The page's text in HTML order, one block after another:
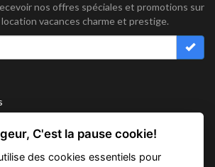
nos offres spéciales et promotions sur
vacances charme et prestige.
C'est la pause cookie!
des cookies essentiels pour